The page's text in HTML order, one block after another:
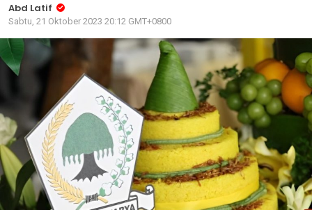
Abd Latif
Sabtu, 21 Oktober 2023 20:12 GMT+0800